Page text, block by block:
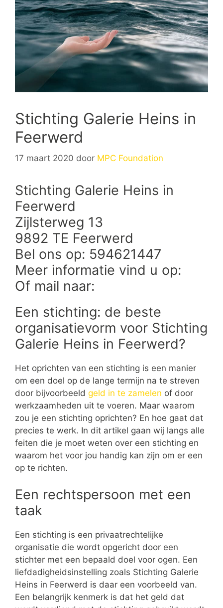
Stichting Galerie Heins in
Feerwerd
17 maart 2020 door MPC Foundation
Stichting Galerie Heins in
Feerwerd
Zijlsterweg 13
9892 TE Feerwerd
Bel ons op: 594621447
Meer informatie vind u op:
Of mail naar:
Een stichting: de beste
organisatievorm voor Stichting
Galerie Heins in Feerwerd?
Het oprichten van een stichting is een manier
om een doel op de lange termijn na te streven
door bijvoorbeeld geld in te zamelen of door
werkzaamheden uit te voeren. Maar waarom
zou je een stichting oprichten? En hoe gaat dat
precies te werk. In dit artikel gaan wij langs alle
feiten die je moet weten over een stichting en
waarom het voor jou handig kan zijn om er een
op te richten.
Een rechtspersoon met een
taak
Een stichting is een privaatrechtelijke
organisatie die wordt opgericht door een
stichter met een bepaald doel voor ogen. Een
liefdadigheidsinstelling zoals Stichting Galerie
Heins in Feerwerd is daar een voorbeeld van.
Een belangrijk kenmerk is dat het geld dat